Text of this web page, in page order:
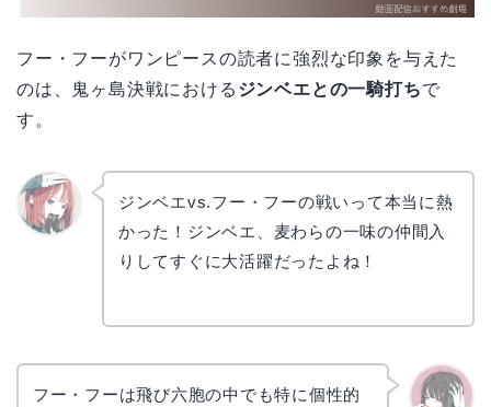
フー・フーがワンピースの読者に強烈な印象を与えた
のは、鬼ヶ島決戦における ジンベエとの一騎打ちで
す。
ジンベエvs.フー・フーの戦いって本当に熱
かった！ジンベエ、麦わらの一味の仲間入
りしてすぐに大活躍だったよね！
フー・フーは飛び六胞の中でも特に個性的